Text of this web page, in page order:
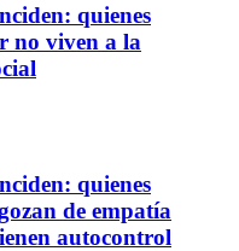
quienes
no viven a la
quienes
de empatía
autocontrol